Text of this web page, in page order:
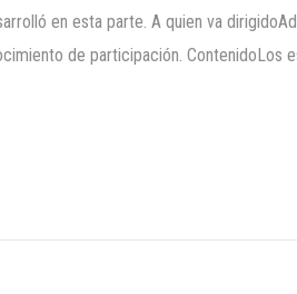
en esta parte. A quien va
de participación. ContenidoLos